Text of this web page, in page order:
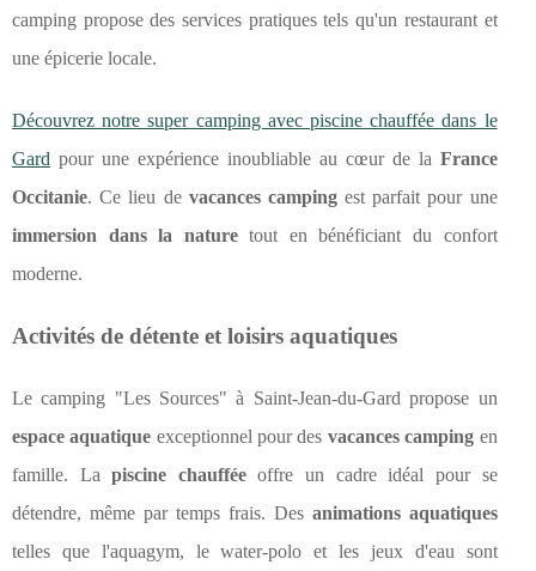
camping propose des services pratiques tels qu'un restaurant et
une épicerie locale.
Découvrez notre super camping avec piscine chauffée dans le
Gard pour une expérience inoubliable au cœur de la France
Occitanie. Ce lieu de vacances campingest parfait pour une
immersion dans la naturetout en bénéficiant du confort
moderne.
Activités de détente et loisirs aquatiques
Le camping "Les Sources" à Saint-Jean-du-Gard propose un
espace aquatique exceptionnel pour des vacances camping en
famille. Lapiscine chaufféeoffre un cadre idéal pour se
détendre, même par temps frais. Des animations aquatiques
telles que l'aquagym, le water-polo et les jeux d'eau sont